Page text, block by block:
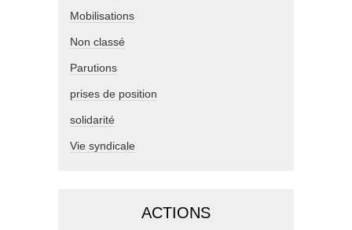
Mobilisations
Non classé
Parutions
prises de position
solidarité
Vie syndicale
ACTIONS